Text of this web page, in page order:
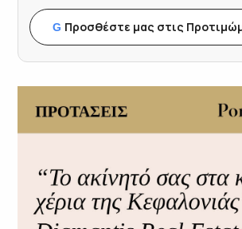
G Προσθέστε μας στις